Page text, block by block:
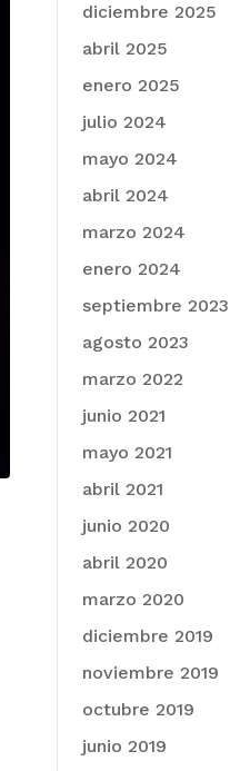
diciembre 2025
abril 2025
enero 2025
julio 2024
mayo 2024
abril 2024
marzo 2024
enero 2024
septiembre 2023
agosto 2023
marzo 2022
junio 2021
mayo 2021
abril 2021
junio 2020
abril 2020
marzo 2020
diciembre 2019
noviembre 2019
octubre 2019
junio 2019